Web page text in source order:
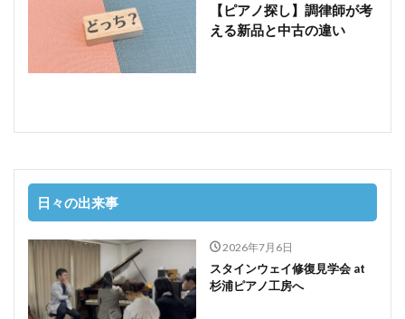
【ピアノ探し】調律師が考
える新品と中古の違い
日々の出来事
2026年7月6日
スタインウェイ修復見学会 at
杉浦ピアノ工房へ